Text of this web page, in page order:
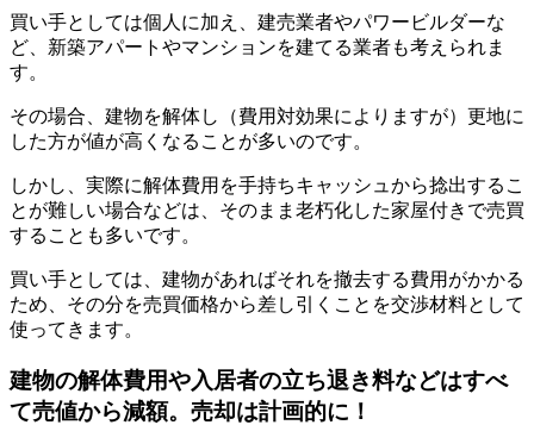
買い手としては個人に加え、建売業者やパワービルダーな
ど、新築アパートやマンションを建てる業者も考えられま
す。
その場合、建物を解体し（費用対効果によりますが）更地に
した方が値が高くなることが多いのです。
しかし、実際に解体費用を手持ちキャッシュから捻出するこ
とが難しい場合などは、そのまま老朽化した家屋付きで売買
することも多いです。
買い手としては、建物があればそれを撤去する費用がかかる
ため、その分を売買価格から差し引くことを交渉材料として
使ってきます。
建物の解体費用や入居者の立ち退き料などはすべ
て売値から減額。売却は計画的に！